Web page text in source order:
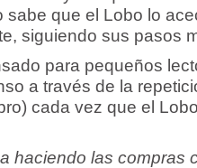
sabe que el Lobo lo
siguiendo sus pasos
para pequeños
a través de la
cada vez que el
haciendo las compras